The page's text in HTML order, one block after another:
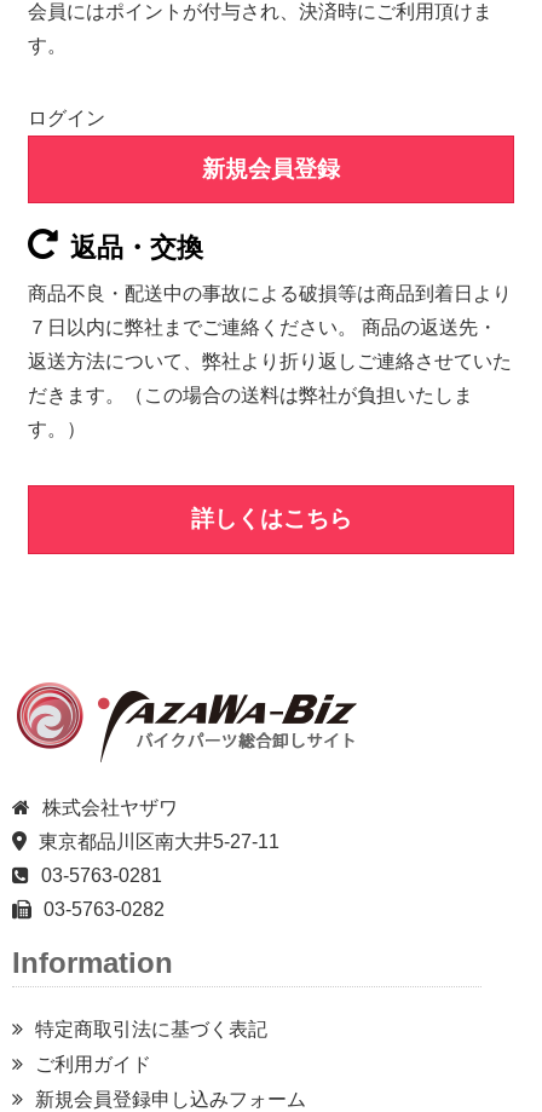
会員にはポイントが付与され、決済時にご利用頂けま
す。
ログイン
新規会員登録
返品・交換
商品不良・配送中の事故による破損等は商品到着日より
７日以内に弊社までご連絡ください。 商品の返送先・
返送方法について、弊社より折り返しご連絡させていた
だきます。（この場合の送料は弊社が負担いたしま
す。）
詳しくはこちら
株式会社ヤザワ
東京都品川区南大井5-27-11
03-5763-0281
03-5763-0282
Information
特定商取引法に基づく表記
ご利用ガイド
新規会員登録申し込みフォーム